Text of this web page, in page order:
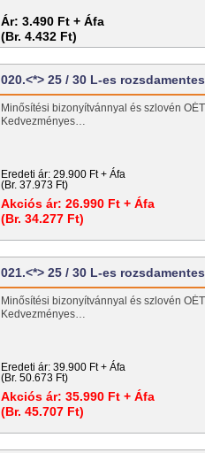
Ár: 3.490 Ft + Áfa
(Br. 4.432 Ft)
020.<*> 25 / 30 L-es
Minősítési bizonyítvánnyal és szlovén
Kedvezményes…
Eredeti ár: 29.900 Ft + Áfa
(Br. 37.973 Ft)
Akciós ár: 26.990 Ft + Áfa
(Br. 34.277 Ft)
021.<*> 25 / 30 L-es
Minősítési bizonyítvánnyal és szlovén
Kedvezményes…
Eredeti ár: 39.900 Ft + Áfa
(Br. 50.673 Ft)
Akciós ár: 35.990 Ft + Áfa
(Br. 45.707 Ft)